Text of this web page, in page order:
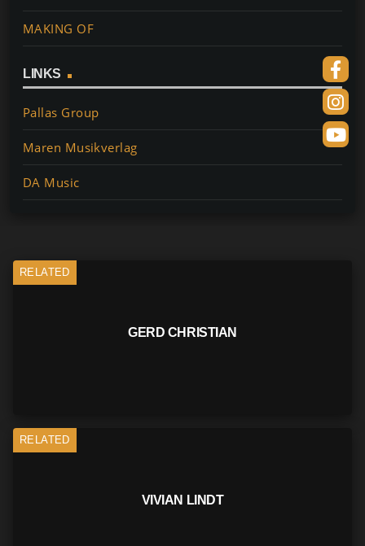
b
o
o
k
st
MAKING OF
LINKS
Pallas Group
Maren Musikverlag
DA Music
RELATED
GERD CHRISTIAN
RELATED
VIVIAN LINDT